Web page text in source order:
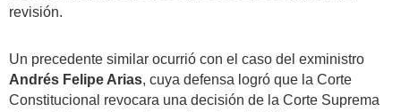
revisión.
Un precedente similar ocurrió con el caso del exministro
Andrés Felipe Arias, cuya defensa logró que la Corte
Constitucional revocara una decisión de la Corte Suprema